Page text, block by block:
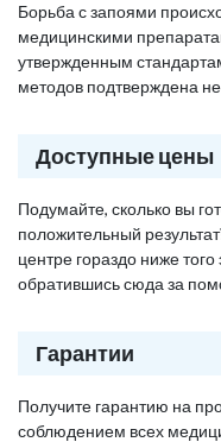
Борьба с запоями
медицинскими
утвержденным
методов подтверждена
Доступные цены
Подумайте, сколько вы
положительный
центре гораздо ниже
обратившись сюда за
Гарантии
Получите гарантию на
соблюдением всех